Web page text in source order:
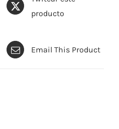
producto
Email This Product